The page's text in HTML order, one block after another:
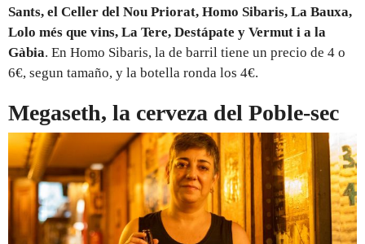
Sants, el Celler del Nou Priorat, Homo Sibaris, La Bauxa,
Lolo més que vins, La Tere, Destápate y Vermut i a la
Gàbia. En Homo Sibaris, la de barril tiene un precio de 4 o
6€, segun tamaño, y la botella ronda los 4€.
Megaseth, la cerveza del Poble-sec